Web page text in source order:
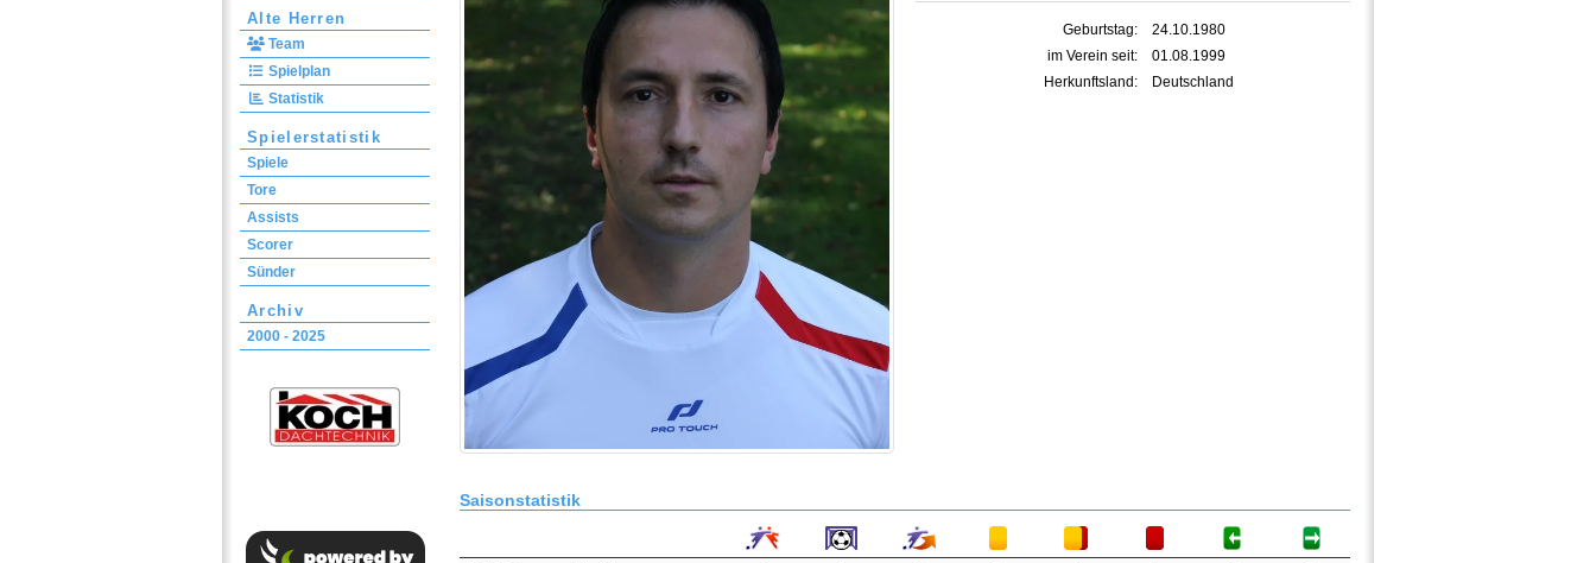
Alte Herren
Team
Spielplan
Statistik
Spielerstatistik
Spiele
Tore
Assists
Scorer
Sünder
Archiv
2000 - 2025
Geburtstag:
24.10.1980
im Verein seit:
01.08.1999
Herkunftsland:
Deutschland
Saisonstatistik